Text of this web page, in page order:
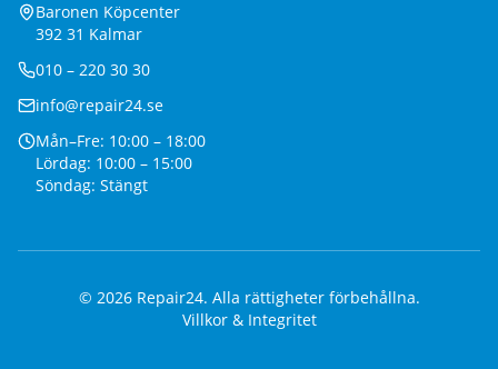
Baronen Köpcenter
392 31 Kalmar
010 – 220 30 30
info@repair24.se
Mån–Fre: 10:00 – 18:00
Lördag: 10:00 – 15:00
Söndag: Stängt
© 2026Repair24. Alla rättigheter förbehållna.
Villkor & Integritet